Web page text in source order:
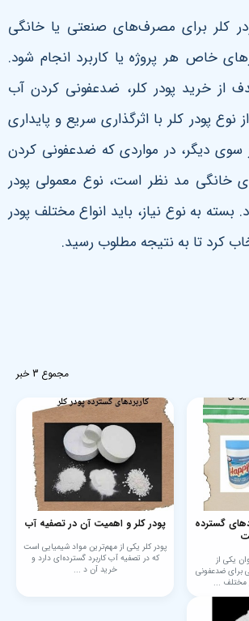
کلر برای مصرف‌های صنعتی یا خانگی
خاص هر پروژه یا کاربرد انجام شود.
از خرید پودر کلر، ضدعفونی کردن آب
نوع پودر کلر با اثرگذاری سریع و پایداری
سوی دیگر، در مواردی که ضدعفونی کردن
مد نظر است، نوع معمولی پودر
بسته به نوع نیاز، باید انواع مختلف پودر
کرد تا به نتیجه مطلوب رسید.
مجموع 3 خبر
گسترده
یکی از
برای ضدعفونی
مختلف ...
پودر کلر و اهمیت آن در تصفیه آب
پودر کلر یکی از مهم‌ترین مواد شیمیایی است
که در تصفیه آب کاربرد گسترده‌ای دارد و
خرید آن د ...